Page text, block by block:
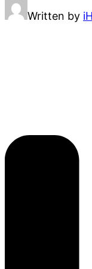
Written by